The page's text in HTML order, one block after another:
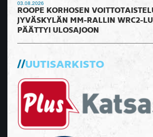
03.08.2026
ROOPE KORHOSEN
JYVÄSKYLÄN MM-RALLIN WRC2-
PÄÄTTYI ULOSAJOON
UUTISARKISTO